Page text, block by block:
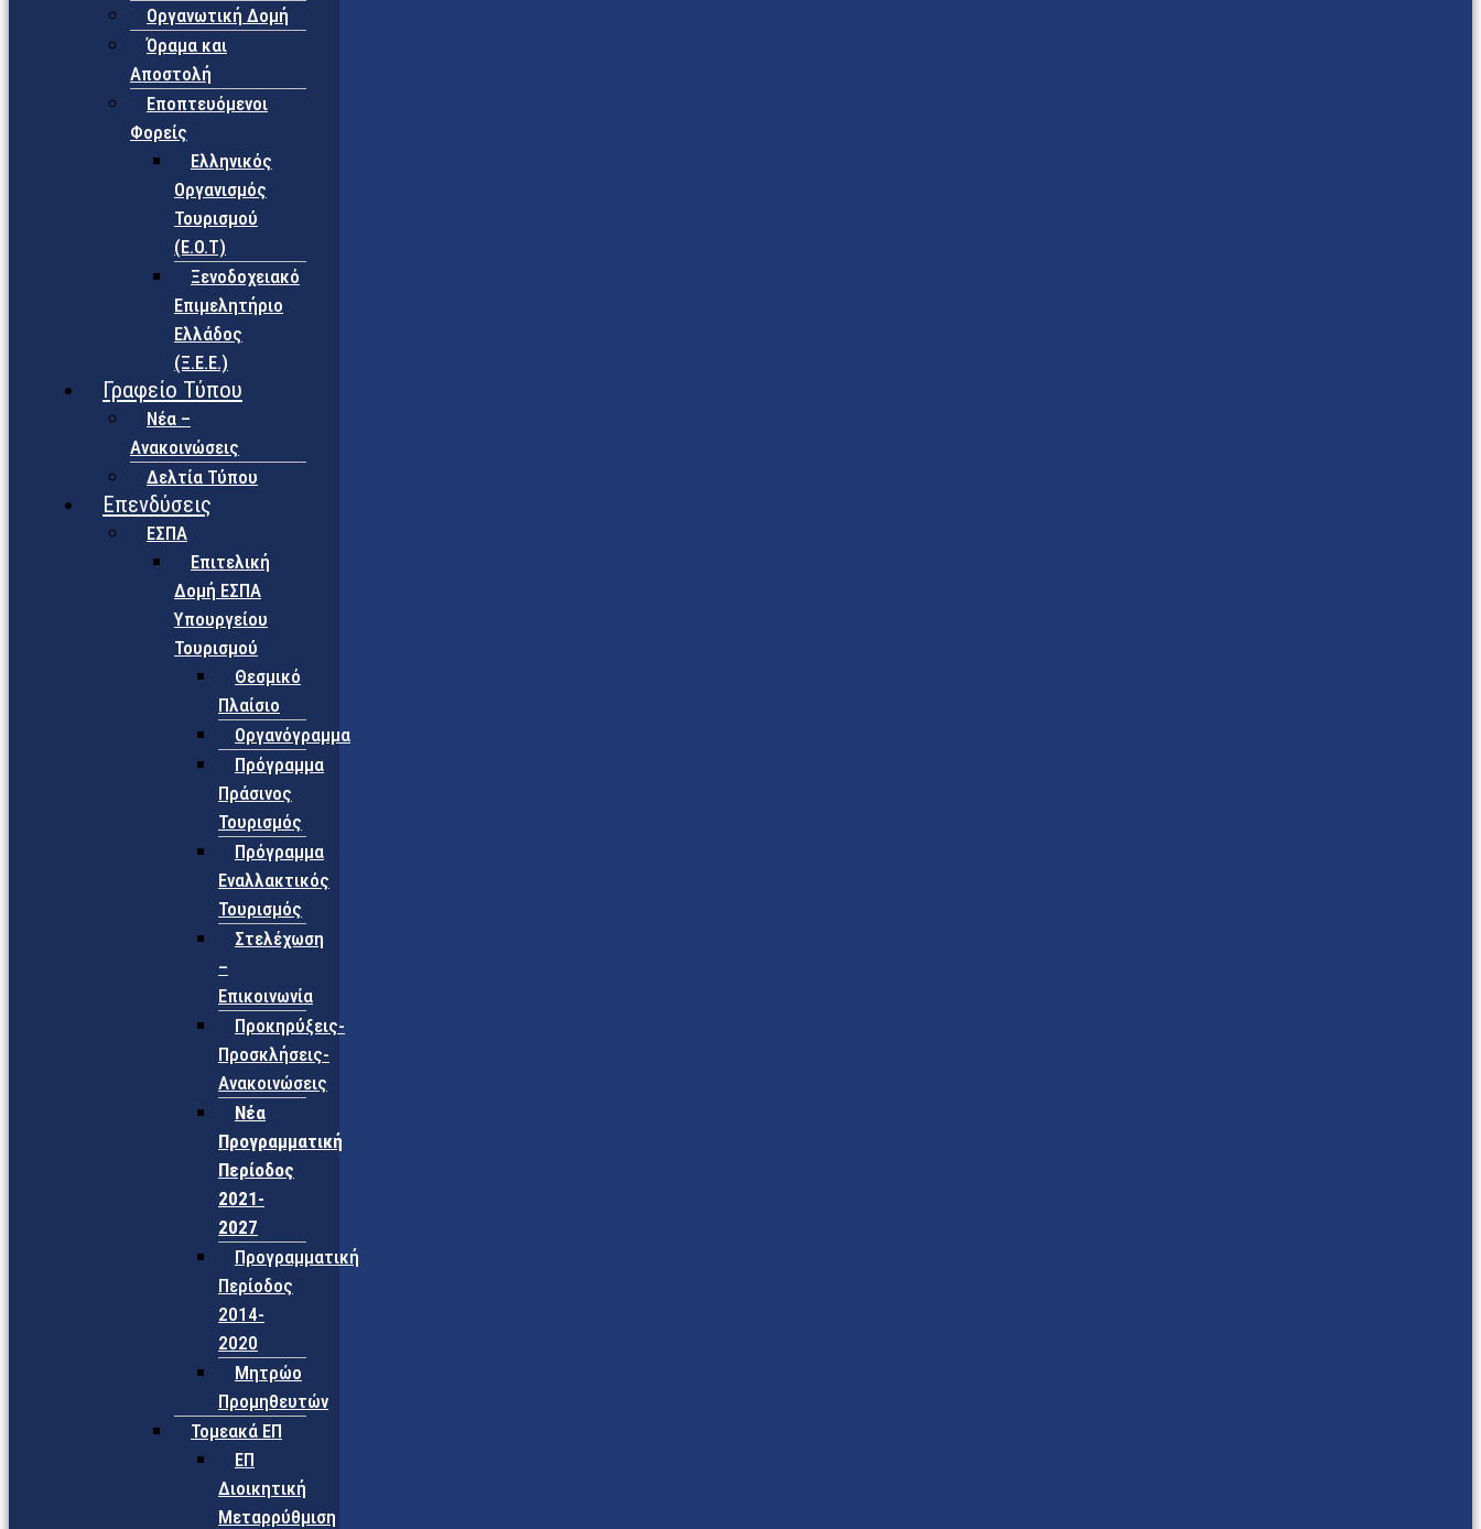
Οργανωτική Δομή
Όραμα και
Αποστολή
Εποπτευόμενοι
Φορείς
Eλληνικός
Οργανισμός
Τουρισμού
(Ε.Ο.Τ)
Ξενοδοχειακό
Επιμελητήριο
Ελλάδος
(Ξ.Ε.Ε.)
Γραφείο Τύπου
Νέα –
Ανακοινώσεις
Δελτία Τύπου
Επενδύσεις
ΕΣΠΑ
Επιτελική
Δομή ΕΣΠΑ
Υπουργείου
Τουρισμού
Θεσμικό
Πλαίσιο
Οργανόγραμμα
Πρόγραμμα
Πράσινος
Τουρισμός
Πρόγραμμα
Εναλλακτικός
Τουρισμός
Στελέχωση
–
Επικοινωνία
Προκηρύξεις-
Προσκλήσεις-
Ανακοινώσεις
Νέα
Προγραμματική
Περίοδος
2021-
2027
Προγραμματική
Περίοδος
2014-
2020
Μητρώο
Προμηθευτών
Τομεακά ΕΠ
ΕΠ
Διοικητική
Μεταρρύθμιση